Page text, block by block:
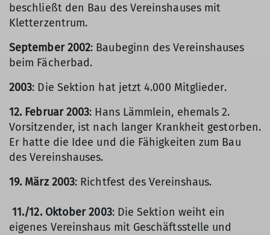
beschließt den Bau des Vereinshauses mit
Kletterzentrum.
September 2002: Baubeginn des Vereinshauses
beim Fächerbad.
2003: Die Sektion hat jetzt 4.000 Mitglieder.
12. Februar 2003: Hans Lämmlein, ehemals 2.
Vorsitzender, ist nach langer Krankheit gestorben.
Er hatte die Idee und die Fähigkeiten zum Bau
des Vereinshauses.
19. März 2003: Richtfest des Vereinshaus.
11./12. Oktober 2003: Die Sektion weiht ein
eigenes Vereinshaus mit Geschäftsstelle und